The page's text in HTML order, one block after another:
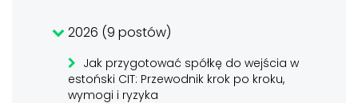
2026 (9 postów)
Jak przygotować spółkę do wejścia w
estoński CIT: Przewodnik krok po kroku,
wymogi i ryzyka